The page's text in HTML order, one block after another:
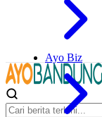
Ayo Biz